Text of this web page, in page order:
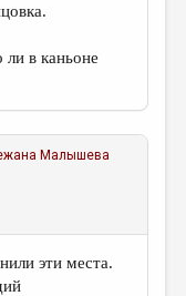
ли в каньоне
Малышева
эти места.